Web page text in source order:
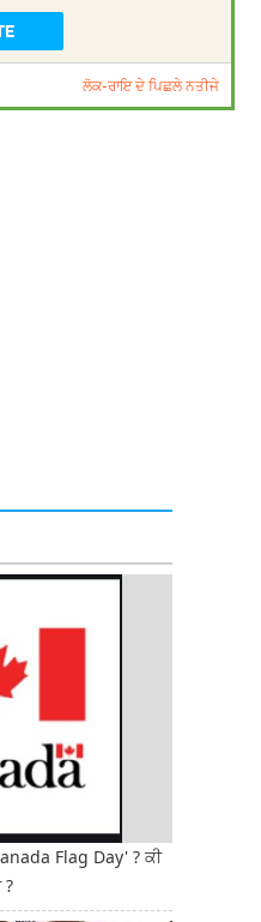
ਲੋਕ-ਰਾਇ ਦੇ ਪਿਛਲੇ ਨਤੀਜੇ
Flag Day' ? ਕੀ